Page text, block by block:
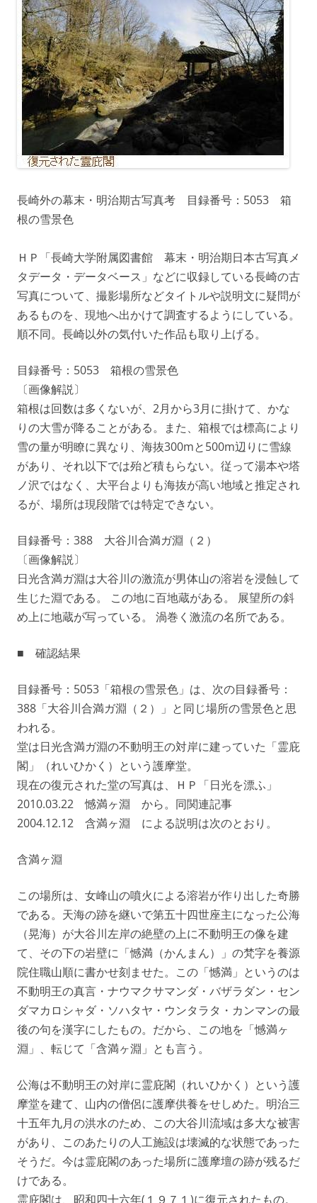
長崎外の幕末・明治期古写真考 目録番号：5053 箱
根の雪景色
ＨＰ「長崎大学附属図書館 幕末・明治期日本古写真メ
タデータ・データベース」などに収録している長崎の古
写真について、撮影場所などタイトルや説明文に疑問が
あるものを、現地へ出かけて調査するようにしている。
順不同。長崎以外の気付いた作品も取り上げる。
目録番号：5053 箱根の雪景色
〔画像解説〕
箱根は回数は多くないが、2月から3月に掛けて、かな
りの大雪が降ることがある。また、箱根では標高により
雪の量が明瞭に異なり、海抜300mと500m辺りに雪線
があり、それ以下では殆ど積もらない。従って湯本や塔
ノ沢ではなく、大平台よりも海抜が高い地域と推定され
るが、場所は現段階では特定できない。
目録番号：388 大谷川合満ガ淵（２）
〔画像解説〕
日光含満ガ淵は大谷川の激流が男体山の溶岩を浸蝕して
生じた淵である。 この地に百地蔵がある。 展望所の斜
め上に地蔵が写っている。 渦巻く激流の名所である。
■ 確認結果
目録番号：5053「箱根の雪景色」は、次の目録番号：
388「大谷川合満ガ淵（２）」と同じ場所の雪景色と思
われる。
堂は日光含満ガ淵の不動明王の対岸に建っていた「霊庇
閣」（れいひかく）という護摩堂。
現在の復元された堂の写真は、ＨＰ「日光を漂ふ」
2010.03.22 憾満ヶ淵 から。同関連記事
2004.12.12 含満ヶ淵 による説明は次のとおり。
含満ヶ淵
この場所は、女峰山の噴火による溶岩が作り出した奇勝
である。天海の跡を継いで第五十四世座主になった公海
（晃海）が大谷川左岸の絶壁の上に不動明王の像を建
て、その下の岩壁に「憾満（かんまん）」の梵字を養源
院住職山順に書かせ刻ませた。この「憾満」というのは
不動明王の真言・ナウマクサマンダ・バザラダン・セン
ダマカロシャダ・ソハタヤ・ウンタラタ・カンマンの最
後の句を漢字にしたもの。だから、この地を「憾満ヶ
淵」、転じて「含満ヶ淵」とも言う。
公海は不動明王の対岸に霊庇閣（れいひかく）という護
摩堂を建て、山内の僧侶に護摩供養をせしめた。明治三
十五年九月の洪水のため、この大谷川流域は多大な被害
があり、このあたりの人工施設は壊滅的な状態であった
そうだ。今は霊庇閣のあった場所に護摩壇の跡が残るだ
けである。
霊庇閣は、昭和四十六年(１９７１)に復元されたもの。